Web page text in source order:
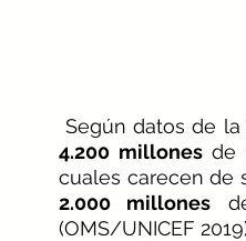
Según datos de la
4.200 millones de
2.000 millones
(OMS/UNICEF